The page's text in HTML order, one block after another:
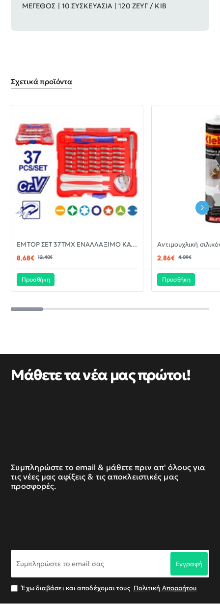
ΜΕΓΕΘΟΣ | 10 ΣΥΣΚΕΥΑΣΙΑ | 120 ΖΕΥΓ / ΚΙΒ
Σχετικά προϊόντα
-30%EMTOP ΣΕΤ 37ΤΜΧ ΕΝΑΛΛΑΞΙΜΟ ΚΑΤΣΑΒΙΔΙ ΜΕ ΜΥΤΕΣ EBST03702
8,68€
12,40€
Προσθήκη
2,86€ 4,09€
Προσθήκη
Μάθετε τα νέα μας πρώτοι!
Συμπληρώστε το email & μάθετε πριν απ' όλους για
τις νέες μας αφίξεις & τις αποκλειστικές μας
προσφορές.
το
σας
Εγγραφή
Έχω διαβάσει και αποδέχομαι τους Πολιτική Απορρήτου